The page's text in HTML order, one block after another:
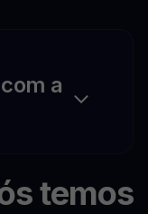
a
temos